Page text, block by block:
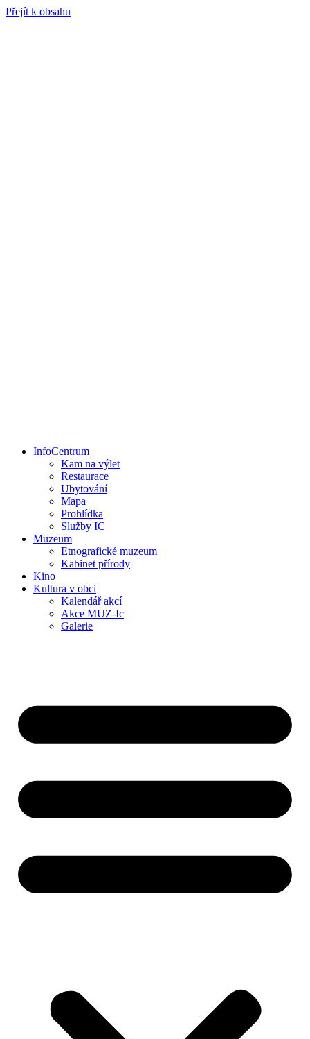
Přejít k obsahu
InfoCentrum
Kam na výlet
Restaurace
Ubytování
Mapa
Prohlídka
Služby IC
Muzeum
Etnografické muzeum
Kabinet přírody
Kino
Kultura v obci
Kalendář akcí
Akce MUZ-Ic​
Galerie